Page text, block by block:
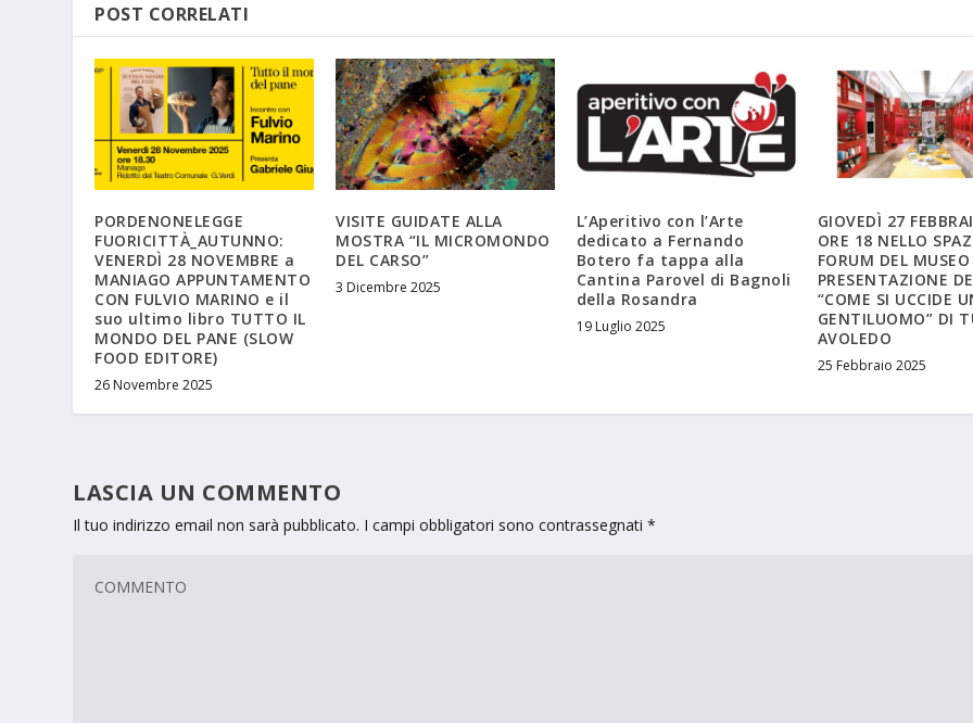
POST CORRELATI
PORDENONELEGGE
FUORICITTÀ_AUTUNNO:
VENERDÌ 28 NOVEMBRE a
MANIAGO APPUNTAMENTO
CON FULVIO MARINO e il
suo ultimo libro TUTTO IL
MONDO DEL PANE (SLOW
FOOD EDITORE)
26 Novembre 2025
VISITE GUIDATE ALLA
MOSTRA “IL MICROMONDO
DEL CARSO”
3 Dicembre 2025
L’Aperitivo con l’Arte
dedicato a Fernando
Botero fa tappa alla
Cantina Parovel di Bagnoli
della Rosandra
19 Luglio 2025
GIOVEDÌ 27
ORE 18 NELLO
FORUM DEL
PRESENTAZIONE
“COME SI UCCIDE
GENTILUOMO” DI
AVOLEDO
25 Febbraio 2025
LASCIA UN COMMENTO
Il tuo indirizzo email non sarà pubblicato. I campi obbligatori sono contrassegnati*